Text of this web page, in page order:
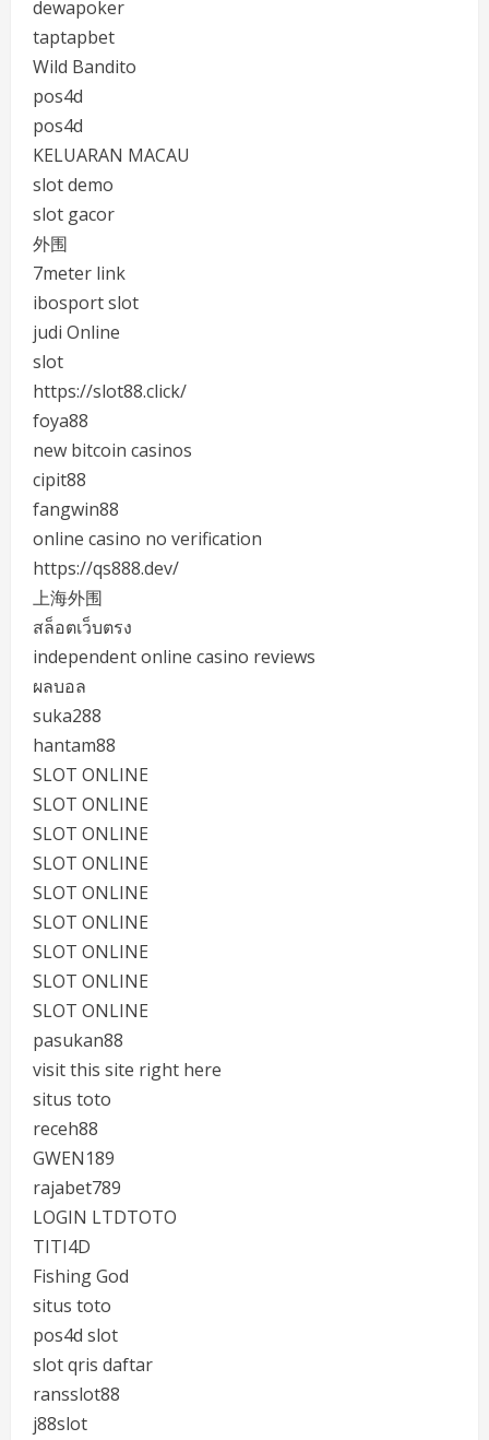
dewapoker
taptapbet
Wild Bandito
pos4d
pos4d
KELUARAN MACAU
slot demo
slot gacor
外围
7meter link
ibosport slot
judi Online
slot
https://slot88.click/
foya88
new bitcoin casinos
cipit88
fangwin88
online casino no verification
https://qs888.dev/
上海外围
สล็อตเว็บตรง
independent online casino reviews
ผลบอล
suka288
hantam88
SLOT ONLINE
SLOT ONLINE
SLOT ONLINE
SLOT ONLINE
SLOT ONLINE
SLOT ONLINE
SLOT ONLINE
SLOT ONLINE
SLOT ONLINE
pasukan88
visit this site right here
situs toto
receh88
GWEN189
rajabet789
LOGIN LTDTOTO
TITI4D
Fishing God
situs toto
pos4d slot
slot qris daftar
ransslot88
j88slot